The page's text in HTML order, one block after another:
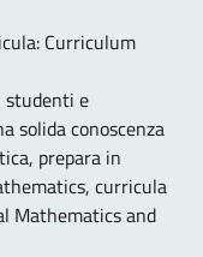
Curriculum
studenti e
solida conoscenza
prepara in
curricula
Mathematics and